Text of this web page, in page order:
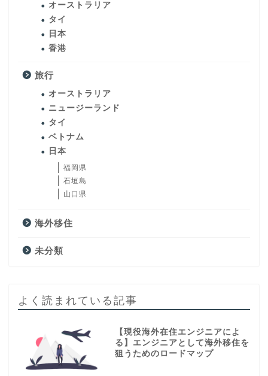
オーストラリア
タイ
日本
香港
旅行
オーストラリア
ニュージーランド
タイ
ベトナム
日本
福岡県
石垣島
山口県
海外移住
未分類
よく読まれている記事
【現役海外在住エンジニアによ
る】エンジニアとして海外移住を
狙うためのロードマップ